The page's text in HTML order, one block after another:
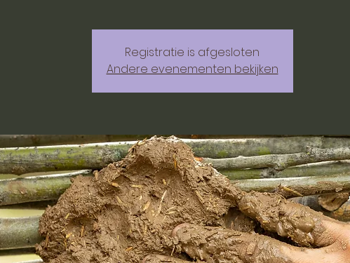
Registratie is afgesloten
Andere evenementen bekijken